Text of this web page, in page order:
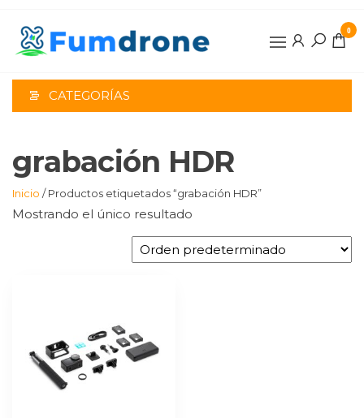
contenido
0
CATEGORÍAS
grabación HDR
Inicio / Productos etiquetados “grabación HDR”
Mostrando el único resultado